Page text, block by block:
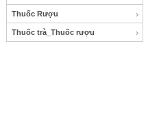
Thuốc Rượu
Thuốc trà_Thuốc rượu